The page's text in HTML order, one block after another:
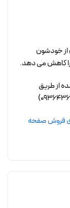
از خودشون
را کاهش می دهد.
از طریق
فروش صفحه